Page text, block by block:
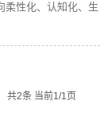
柔性化、认知化、生
共2条 当前1/1页